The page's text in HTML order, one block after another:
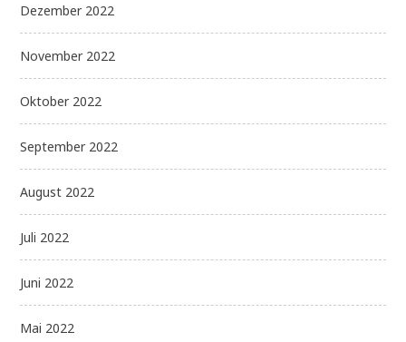
Dezember 2022
November 2022
Oktober 2022
September 2022
August 2022
Juli 2022
Juni 2022
Mai 2022